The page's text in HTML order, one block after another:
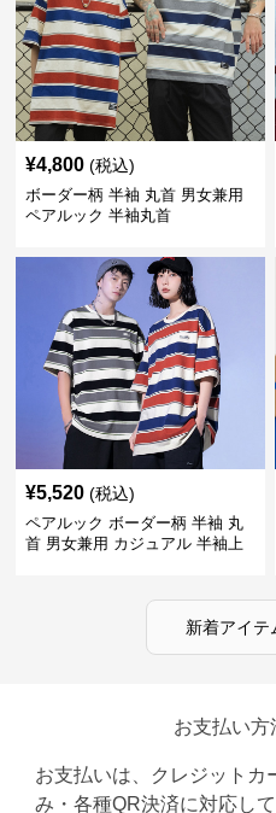
¥4,800 (税込)
ボーダー柄 半袖 丸首 男女兼用
ペアルック 半袖丸首
¥5,520 (税込)
ペアルック ボーダー柄 半袖 丸
首 男女兼用 カジュアル 半袖上
新着アイテ
お支払い方
お支払いは、クレジットカ
み・各種QR決済に対応して